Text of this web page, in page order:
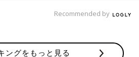
Recommended by
ングをもっと見る